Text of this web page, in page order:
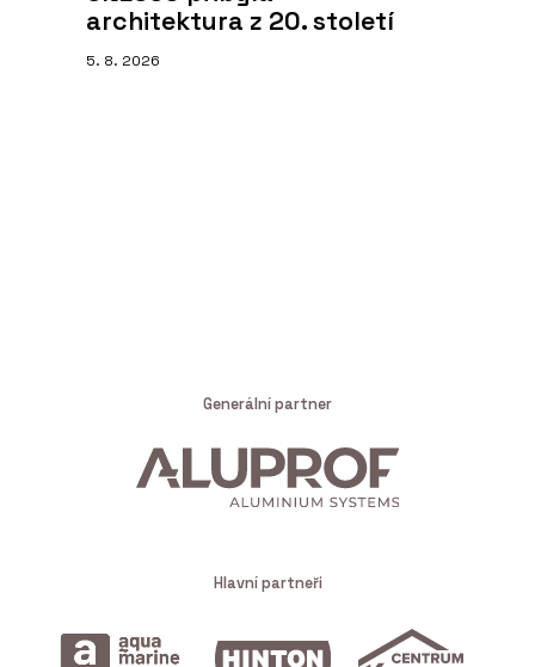
architektura z 20. století
5. 8. 2026
Generální partner
Hlavní partneři